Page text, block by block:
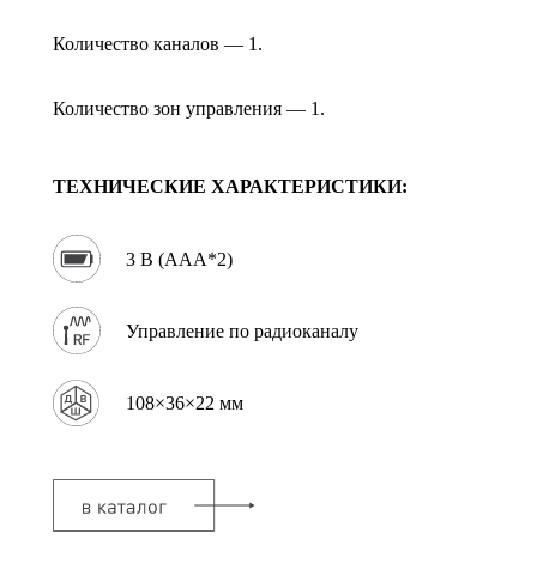
Количество каналов — 1.
Количество зон управления — 1.
ТЕХНИЧЕСКИЕ ХАРАКТЕРИСТИКИ:
3 В (AAA*2)
Управление по радиоканалу
108×36×22 мм